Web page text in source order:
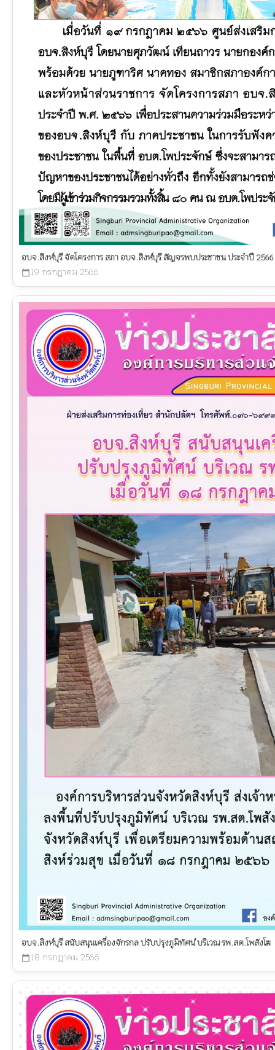
อบจ.สิงห์บุรี จัดโครงการ สภา อบจ.สิงห์บุรี สัญจรพบประชาชน ประจำปี 2566
calendar_today19 กรกฎาคม 2566
อบจ.สิงห์บุรี สนับสนุนเครื่องจักรกล ปรับปรุงภูมิทัศน์ บริเวณ รพ.สต.โพสังโฆ
calendar_today18 กรกฎาคม 2566